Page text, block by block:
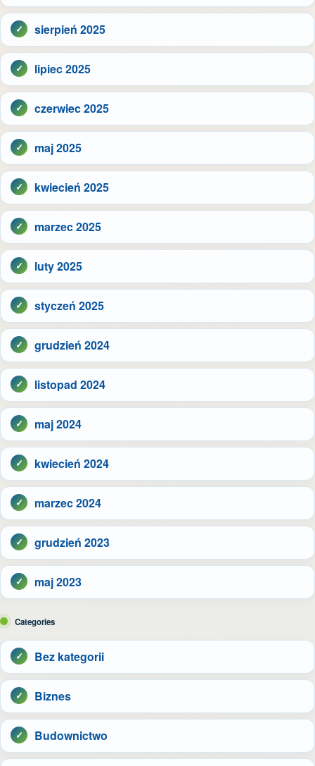
sierpień 2025
lipiec 2025
czerwiec 2025
maj 2025
kwiecień 2025
marzec 2025
luty 2025
styczeń 2025
grudzień 2024
listopad 2024
maj 2024
kwiecień 2024
marzec 2024
grudzień 2023
maj 2023
Categories
Bez kategorii
Biznes
Budownictwo